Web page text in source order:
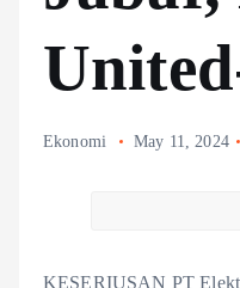
Ekonomi May 11, 2024
KESERIUSAN PT